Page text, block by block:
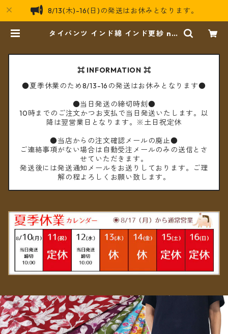
8/13(木)-16(日)の発送はお休みとなります。
タイパンツ インド綿 インド更紗 no.
| cèto（チェト）
⌘ INFORMATION ⌘
●夏季休業のため8/13-16の発送はお休みとなります●
●当日発送の締切時刻●
10時までのご注文かつお支払で当日発送いたします。以
降は翌営業日となります。※土日祝定休
●当店からの注文確認メールの廃止●
ご連絡事項がない場合は自動受注メールのみの送信とさ
せていただきます。
発送後には発送通知メールをお送りしております。ご理
解の程よろしくお願い致します。